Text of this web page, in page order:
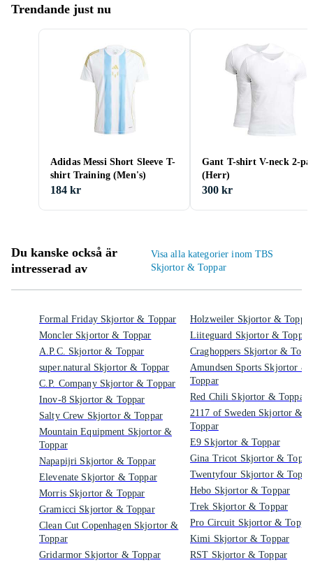
Trendande just nu
Adidas Messi Short Sleeve T-
shirt Training (Men's)
184 kr
Gant T-shirt V-neck 2-
(Herr)
300 kr
Du kanske också är
intresserad av
Visa alla kategorier inom TBS
Skjortor & Toppar
Formal Friday Skjortor & Toppar
Moncler Skjortor & Toppar
A.P.C. Skjortor & Toppar
super.natural Skjortor & Toppar
C.P. Company Skjortor & Toppar
Inov-8 Skjortor & Toppar
Salty Crew Skjortor & Toppar
Mountain Equipment Skjortor &
Toppar
Napapijri Skjortor & Toppar
Elevenate Skjortor & Toppar
Morris Skjortor & Toppar
Gramicci Skjortor & Toppar
Clean Cut Copenhagen Skjortor &
Toppar
Gridarmor Skjortor & Toppar
Holzweiler Skjortor & Toppar
Liiteguard Skjortor & Toppar
Craghoppers Skjortor &
Amundsen Sports Skjortor &
Toppar
Red Chili Skjortor & Toppar
2117 of Sweden Skjortor &
Toppar
E9 Skjortor & Toppar
Gina Tricot Skjortor &
Twentyfour Skjortor &
Hebo Skjortor & Toppar
Trek Skjortor & Toppar
Pro Circuit Skjortor &
Kimi Skjortor & Toppar
RST Skjortor & Toppar